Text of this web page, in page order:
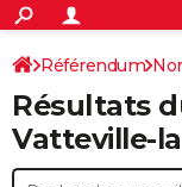
ACTUALITÉS
Politique
Société
Faits Divers
Education
Monde
Villes
+
SPORT
Coupe du monde
Football
Tennis
Cyclisme
Rugby
Forum
Programme TV
TNT
Streaming
Cinéma
Sorties cinéma
Musique
+
FINANCE
Référendum
Vatteville-la-Rue
Résultats
Vatteville-